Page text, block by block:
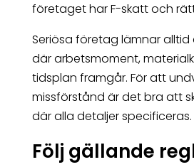
företaget har F-skatt och
Seriösa företag lämnar
där arbetsmoment,
tidsplan framgår. För att
missförstånd är det bra att
där alla detaljer specificeras.
Följ gällande